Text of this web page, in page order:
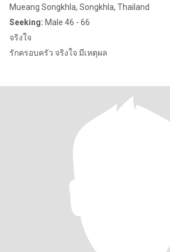
Mueang Songkhla, Songkhla, Thailand
Seeking: Male 46 - 66
จริงใจ
รักครอบครัว จริงใจ มีเหตุผล